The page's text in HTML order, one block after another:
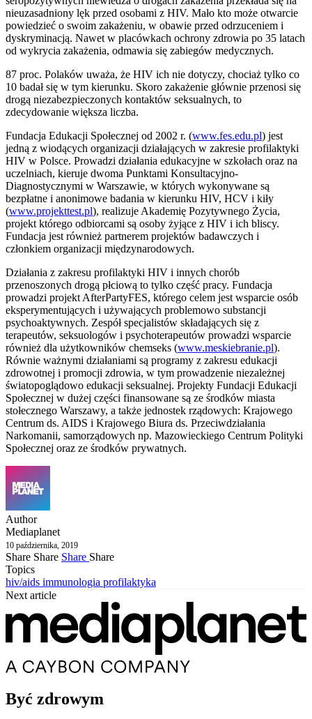
nieuzasadniony lęk przed osobami z HIV. Mało kto może otwarcie
powiedzieć o swoim zakażeniu, w obawie przed odrzuceniem i
dyskryminacją. Nawet w placówkach ochrony zdrowia po 35 latach
od wykrycia zakażenia, odmawia się zabiegów medycznych.
87 proc. Polaków uważa, że HIV ich nie dotyczy, chociaż tylko co
10 badał się w tym kierunku. Skoro zakażenie głównie przenosi się
drogą niezabezpieczonych kontaktów seksualnych, to
zdecydowanie większa liczba.
Fundacja Edukacji Społecznej od 2002 r. (www.fes.edu.pl) jest
jedną z wiodących organizacji działających w zakresie profilaktyki
HIV w Polsce. Prowadzi działania edukacyjne w szkołach oraz na
uczelniach, kieruje dwoma Punktami Konsultacyjno-
Diagnostycznymi w Warszawie, w których wykonywane są
bezpłatne i anonimowe badania w kierunku HIV, HCV i kiły
(www.projekttest.pl), realizuje Akademię Pozytywnego Życia,
projekt którego odbiorcami są osoby żyjące z HIV i ich bliscy.
Fundacja jest również partnerem projektów badawczych i
członkiem organizacji międzynarodowych.
Działania z zakresu profilaktyki HIV i innych chorób
przenoszonych drogą płciową to tylko część pracy. Fundacja
prowadzi projekt AfterPartyFES, którego celem jest wsparcie osób
eksperymentujących i używających problemowo substancji
psychoaktywnych. Zespół specjalistów składających się z
terapeutów, seksuologów i psychoterapeutów prowadzi wsparcie
również dla użytkowników chemseks (www.meskiebranie.pl).
Równie ważnymi działaniami są programy z zakresu edukacji
zdrowotnej i promocji zdrowia, w tym prowadzenie niezależnej
światopoglądowo edukacji seksualnej. Projekty Fundacji Edukacji
Społecznej w dużej części finansowane są ze środków miasta
stołecznego Warszawy, a także jednostek rządowych: Krajowego
Centrum ds. AIDS i Krajowego Biura ds. Przeciwdziałania
Narkomanii, samorządowych np. Mazowieckiego Centrum Polityki
Społecznej oraz ze środków prywatnych.
Author
Mediaplanet
10 października, 2019
Share Share Share Share
Topics
hiv/aids immunologia profilaktyka
Next article
Być zdrowym